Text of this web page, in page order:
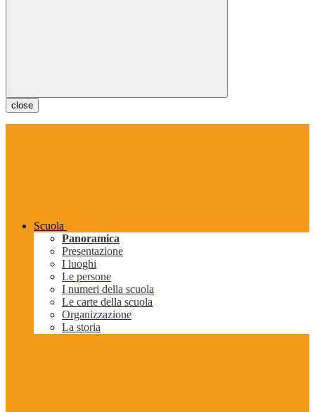
close
Scuola
Panoramica
Presentazione
I luoghi
Le persone
I numeri della scuola
Le carte della scuola
Organizzazione
La storia